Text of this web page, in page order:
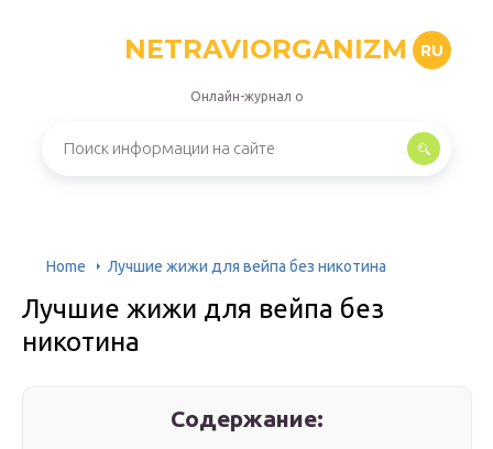
NETRAVIORGANIZM RU
Онлайн-журнал о
Home Лучшие жижи для вейпа без никотина
Лучшие жижи для вейпа без
никотина
Содержание: